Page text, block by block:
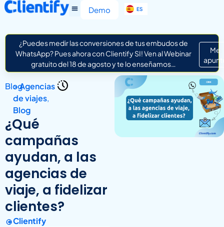
Demo ES
IT
¿Puedes medir las conversiones de tus embudos de
WhatsApp? Pues ahora con Clientify SI! Ven al Webinar
gratuito del 18 de agosto y te lo enseñamos…
Me
Blog
>Agencias
de viajes,
Blog
¿Qué
campañas
ayudan, a las
agencias de
viaje, a fidelizar
clientes?
Clientify